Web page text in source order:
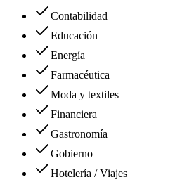
Contabilidad
Educación
Energía
Farmacéutica
Moda y textiles
Financiera
Gastronomía
Gobierno
Hotelería / Viajes